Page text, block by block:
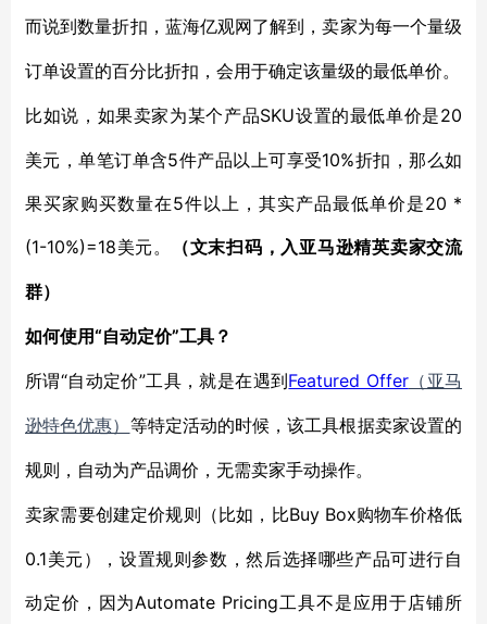
而说到数量折扣，蓝海亿观网了解到，卖家为每一个量级
订单设置的百分比折扣，会用于确定该量级的最低单价。
比如说，如果卖家为某个产品SKU设置的最低单价是20
美元，单笔订单含5件产品以上可享受10%折扣，那么如
果买家购买数量在5件以上，其实产品最低单价是20 *
(1-10%)=18美元。
（文末扫码，入亚马逊精英卖家交流
群）
如何使用“自动定价”工具？
所谓“自动定价”工具，就是在遇到Featured Offer（亚马
逊特色优惠） 等特定活动的时候，该工具根据卖家设置的
规则，自动为产品调价，无需卖家手动操作。
卖家需要创建定价规则（比如，比Buy Box购物车价格低
0.1美元），设置规则参数，然后选择哪些产品可进行自
动定价，因为Automate Pricing工具不是应用于店铺所